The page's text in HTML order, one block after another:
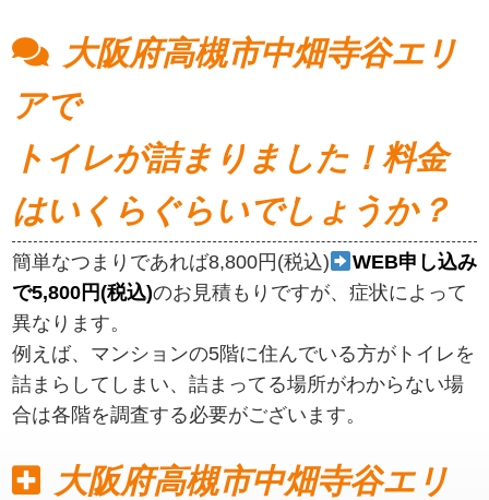
大阪府高槻市中畑寺谷エリ
アで
トイレが詰まりました！料金
はいくらぐらいでしょうか？
簡単なつまりであれば8,800円(税込)
WEB申し込み
で5,800円(税込)のお見積もりですが、症状によって
異なります。
例えば、マンションの5階に住んでいる方がトイレを
詰まらしてしまい、詰まってる場所がわからない場
合は各階を調査する必要がございます。
大阪府高槻市中畑寺谷エリ